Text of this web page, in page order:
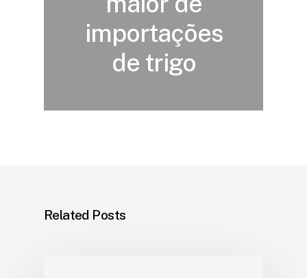
importações
de trigo
Related Posts